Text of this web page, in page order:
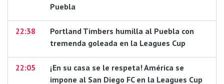
Puebla
22:38
Portland Timbers humilla al Puebla con
tremenda goleada en la Leagues Cup
22:05
¡En su casa se le respeta! América se
impone al San Diego FC en la Leagues Cup